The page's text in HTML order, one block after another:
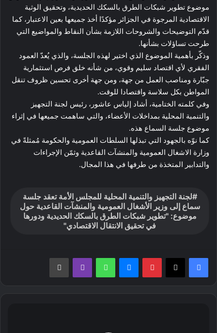
موضوع تطوير شبكات الطرق بالسكك الحديدية، وتحقيق الوثبة
الاقتصادية المرجوة في الجزائر مؤكدًا أخذ جميعها بعين الاعتبار، كما
قدّم التوضيحات والشروحات اللازمة بشأن النقاط والمواضيع التي
طرحت تساؤلات بشأنها.
وذكّر بأهمية الموضوع الذي اختير لهذه الجلسة، والذي يُعدّ العمود
الفقري لأي اقتصاد سليم وقوي، من شأنه خلق فرص استثمارية
جبّارة ومناصب العمل من جهة، ومن جهة أخرى تحسين ظروف تنقل
المواطن بكل سلاسة واقتصادا للوقت.
وفي كلمته الختامية، أشاد إلياس عاشور، رئيس لجنة التجهيز
والتنمية المحلية بمداخلات الأعضاء، والتي ساهمت جميعها في إثراء
موضوع جلسة السماع هذه.
كما نوّه بالجهود التي تبذلها السلطات العمومية والحكومة مُمثلةً في
وزارة الاشغال العمومية والمنشآت القاعدية وثمّن الإجراءات
والتدابير المتخذة من طرفها في هذا المجال.
لجنة التجهيز والتنمية المحلية للمجلس الأمة تعقد جلسة
سماع إلى وزير الأشغال العمومية والمنشآت القاعدية حول
موضوع: "تطوير شبكات الطرق بالسكك الحديدية ودورها
في تحقيق الانتقال الاقتصادي"
بينتيريستماسنجر واتساب ڤايبر طباعة